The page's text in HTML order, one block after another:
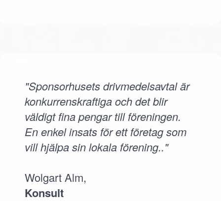
"Sponsorhusets drivmedelsavtal är
konkurrenskraftiga och det blir
väldigt fina pengar till föreningen.
En enkel insats för ett företag som
vill hjälpa sin lokala förening.."
Wolgart Alm,
Konsult